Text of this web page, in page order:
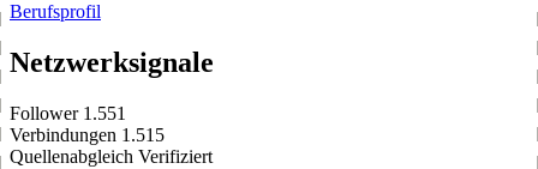
Berufsprofil
Netzwerksignale
Follower 1.551
Verbindungen 1.515
Quellenabgleich Verifiziert